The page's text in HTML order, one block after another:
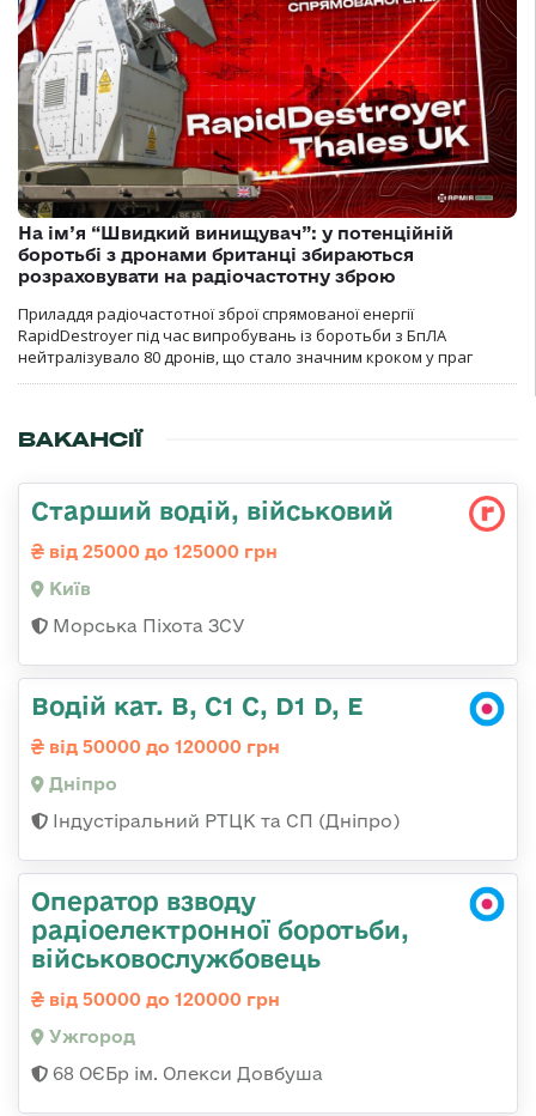
На ім’я “Швидкий винищувач”: у потенційній
боротьбі з дронами британці збираються
розраховувати на радіочастотну зброю
Приладдя радіочастотної зброї спрямованої енергії
RapidDestroyer під час випробувань із боротьби з БпЛА
нейтралізувало 80 дронів, що стало значним кроком у праг
ВАКАНСІЇ
Стаpший водій, військовий
від 25000 до 125000 грн
Київ
Морська Піхота ЗСУ
Водій кат. В, С1 С, D1 D, E
від 50000 до 120000 грн
Дніпро
Індустіральний РТЦК та СП (Дніпро)
Оператор взводу
радіоелектронної боротьби,
військовослужбовець
від 50000 до 120000 грн
Ужгород
68 ОЄБр ім. Олекси Довбуша